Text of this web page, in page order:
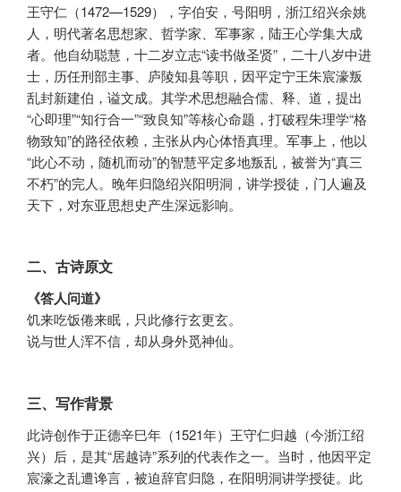
王守仁（1472—1529），字伯安，号阳明，浙江绍兴余姚
人，明代著名思想家、哲学家、军事家，陆王心学集大成
者。他自幼聪慧，十二岁立志“读书做圣贤”，二十八岁中进
士，历任刑部主事、庐陵知县等职，因平定宁王朱宸濠叛
乱封新建伯，谥文成。其学术思想融合儒、释、道，提出
“心即理”“知行合一”“致良知”等核心命题，打破程朱理学“格
物致知”的路径依赖，主张从内心体悟真理。军事上，他以
“此心不动，随机而动”的智慧平定多地叛乱，被誉为“真三
不朽”的完人。晚年归隐绍兴阳明洞，讲学授徒，门人遍及
天下，对东亚思想史产生深远影响。
二、古诗原文
《答人问道》
饥来吃饭倦来眠，只此修行玄更玄。
说与世人浑不信，却从身外觅神仙。
三、写作背景
此诗创作于正德辛巳年（1521年）王守仁归越（今浙江绍
兴）后，是其“居越诗”系列的代表作之一。当时，他因平定
宸濠之乱遭谗言，被迫辞官归隐，在阳明洞讲学授徒。此